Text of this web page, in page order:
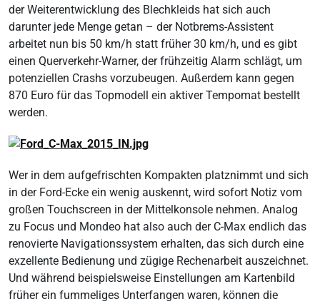
der Weiterentwicklung des Blechkleids hat sich auch
darunter jede Menge getan – der Notbrems-Assistent
arbeitet nun bis 50 km/h statt früher 30 km/h, und es gibt
einen Querverkehr-Warner, der frühzeitig Alarm schlägt, um
potenziellen Crashs vorzubeugen. Außerdem kann gegen
870 Euro für das Topmodell ein aktiver Tempomat bestellt
werden.
Wer in dem aufgefrischten Kompakten platznimmt und sich
in der Ford-Ecke ein wenig auskennt, wird sofort Notiz vom
großen Touchscreen in der Mittelkonsole nehmen. Analog
zu Focus und Mondeo hat also auch der C-Max endlich das
renovierte Navigationssystem erhalten, das sich durch eine
exzellente Bedienung und zügige Rechenarbeit auszeichnet.
Und während beispielsweise Einstellungen am Kartenbild
früher ein fummeliges Unterfangen waren, können die